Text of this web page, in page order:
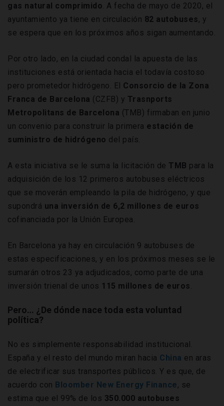
gas natural comprimido. A fecha de mayo de 2020, el
ayuntamiento ya tiene en circulación 82 autobuses, y
se espera que en los próximos años sigan aumentando.
Por otro lado, en la ciudad condal la apuesta de las
instituciones está orientada hacia el todavía costoso
pero prometedor hidrógeno. El Consorcio de la Zona
Franca de Barcelona (CZFB) y Trasnports
Metropolitans de Barcelona (TMB) firmaban en junio
un convenio para construir la primera estación de
suministro de hidrógeno del país.
A esta iniciativa se le suma la licitación de TMB para la
adquisición de los 12 primeros autobuses eléctricos
que se moverán empleando la pila de hidrógeno, y que
supondrá una inversión de 6,2 millones de euros
cofinanciada por la Unión Europea.
En Barcelona ya hay en circulación 9 autobuses de
estas especificaciones, y en los próximos meses se le
sumarán otros 23 ya adjudicados, como parte de una
inversión trienal de unos 115 millones de euros.
Pero… ¿De dónde nace toda esta voluntad
política?
No es simplemente responsabilidad institucional.
España y el resto del mundo miran hacia China en aras
de electrificar sus transportes públicos. Y es que, de
acuerdo con Bloomber New Energy Finance, se
estima que el 99% de los 350.000 autobuses